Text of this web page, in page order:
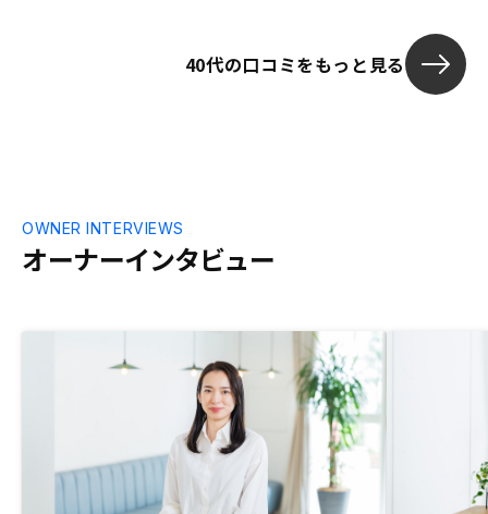
40代の口コミをもっと見る
オーナーインタビュー
OWNER INTERVIEWS